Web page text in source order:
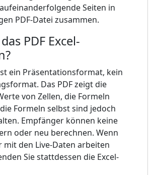
Seiten in
PDF-Datei zusammen.
PDF Excel-
ein Präsentationsformat, kein
Das PDF zeigt die
von Zellen, die Formeln
Formeln selbst sind jedoch
Empfänger können keine
oder neu berechnen. Wenn
mit den Live-Daten arbeiten
Sie stattdessen die Excel-